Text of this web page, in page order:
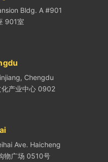
Bldg. A #901
901室
Chengdu
化产业中心 0902
Ave. Haicheng
物广场 0510号